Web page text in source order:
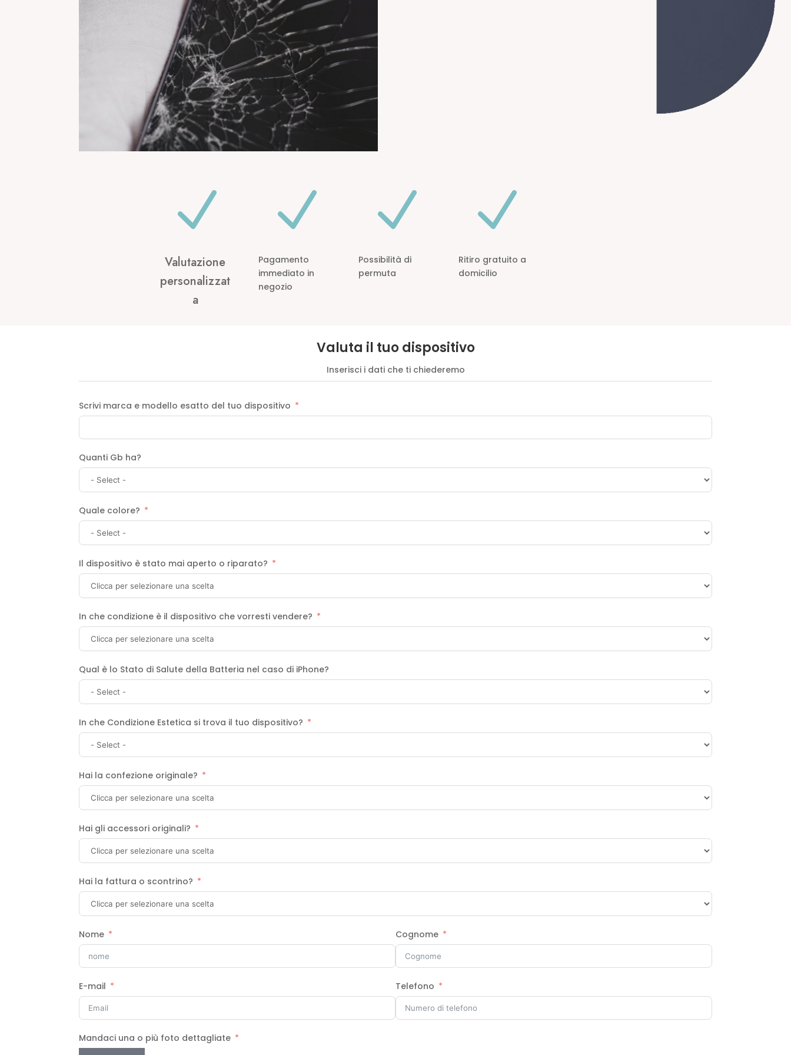
N
Valutazione
personalizzat
a
N
Pagamento
immediato in
negozio
N
Possibilità di
permuta
N
Ritiro gratuito a
domicilio
Valuta il tuo dispositivo
Inserisci i dati che ti chiederemo
Scrivi marca e modello esatto del tuo dispositivo
Quanti Gb ha?
Quale colore?
Il dispositivo è stato mai aperto o riparato?
In che condizione è il dispositivo che vorresti vendere?
Qual è lo Stato di Salute della Batteria nel caso di iPhone?
In che Condizione Estetica si trova il tuo dispositivo?
Hai la confezione originale?
Hai gli accessori originali?
Hai la fattura o scontrino?
Nome Cognome
E-mail Telefono
Mandaci una o più foto dettagliate